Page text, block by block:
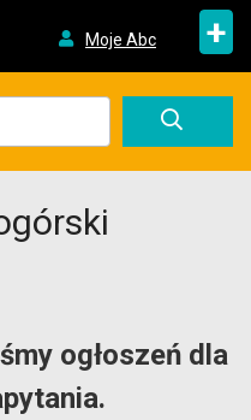
Moje Abc +
ogłoszeń dla